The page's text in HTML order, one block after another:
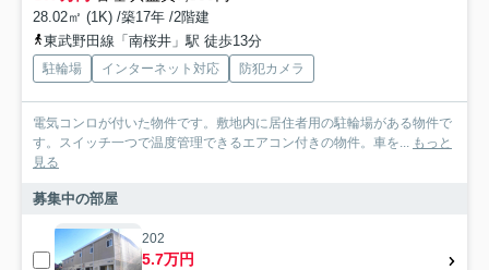
28.02㎡ (1K) /築17年 /2階建
東武野田線「南桜井」駅 徒歩13分
駐輪場 インターネット対応 防犯カメラ
電気コンロが付いた物件です。敷地内に居住者用の駐輪場がある物件で
す。スイッチ一つで温度管理できるエアコン付きの物件。車を...
もっと
見る
募集中の部屋
202
5.7万円